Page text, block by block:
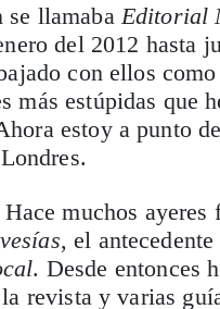
se llamaba Editorial
del 2012 hasta
con ellos
más estúpidas que
estoy a punto
muchos ayeres
, el
. Desde entonces
revista y varias